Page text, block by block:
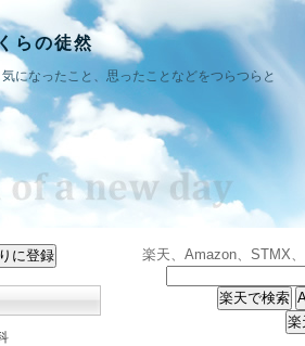
らの徒然
気になったこと、思ったことなどをつらつらと
楽天、Amazon、STMX